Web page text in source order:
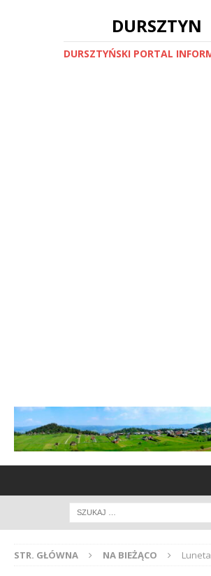
DURSZTYN
DURSZTYŃSKI PORTAL
STR. GŁÓWNA NA BIEŻĄCO